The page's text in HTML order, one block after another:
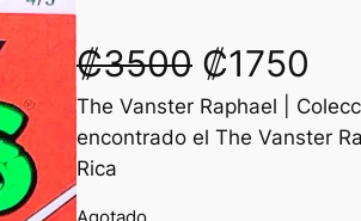
₡3500 O
r
₡1750
u
The Vanster Raphael |
encontrado el The Vanster
Rica